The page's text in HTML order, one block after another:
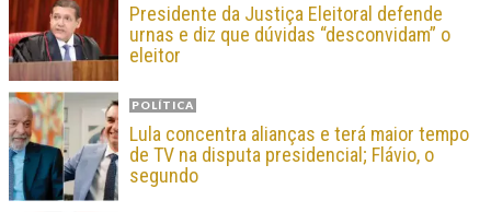
Presidente da Justiça Eleitoral defende
urnas e diz que dúvidas “desconvidam” o
eleitor
POLÍTICA
Lula concentra alianças e terá maior tempo
de TV na disputa presidencial; Flávio, o
segundo